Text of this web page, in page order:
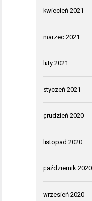
kwiecień 2021
marzec 2021
luty 2021
styczeń 2021
grudzień 2020
listopad 2020
październik 2020
wrzesień 2020